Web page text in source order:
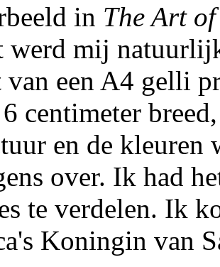
in The Art
werd mij
van een A4 gelli
centimeter
en de kleuren
over. Ik had
te verdelen. Ik
Koningin van